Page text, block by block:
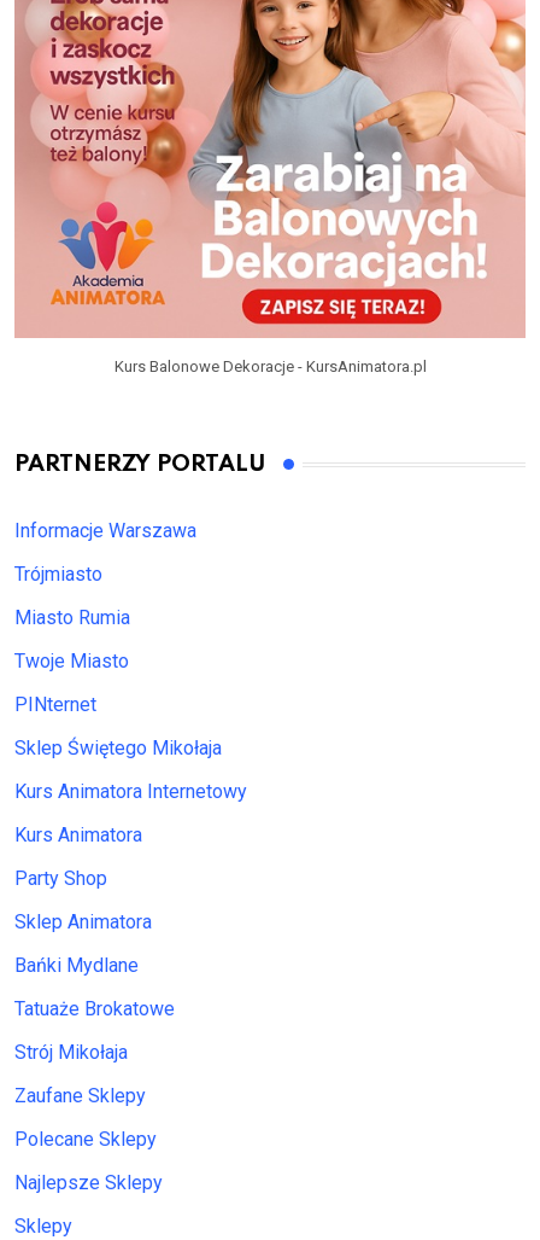
Kurs Balonowe Dekoracje - KursAnimatora.pl
PARTNERZY PORTALU
Informacje Warszawa
Trójmiasto
Miasto Rumia
Twoje Miasto
PINternet
Sklep Świętego Mikołaja
Kurs Animatora Internetowy
Kurs Animatora
Party Shop
Sklep Animatora
Bańki Mydlane
Tatuaże Brokatowe
Strój Mikołaja
Zaufane Sklepy
Polecane Sklepy
Najlepsze Sklepy
Sklepy